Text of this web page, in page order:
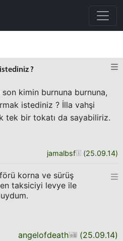
?
kimin burnuna burnuna,
istediniz ? İlla vahşi
tek bir tokatı da sayabiliriz.
jamalbsf (25.09.14)
korna ve sürüş
taksiciyi levye ile
angelofdeath (25.09.14)